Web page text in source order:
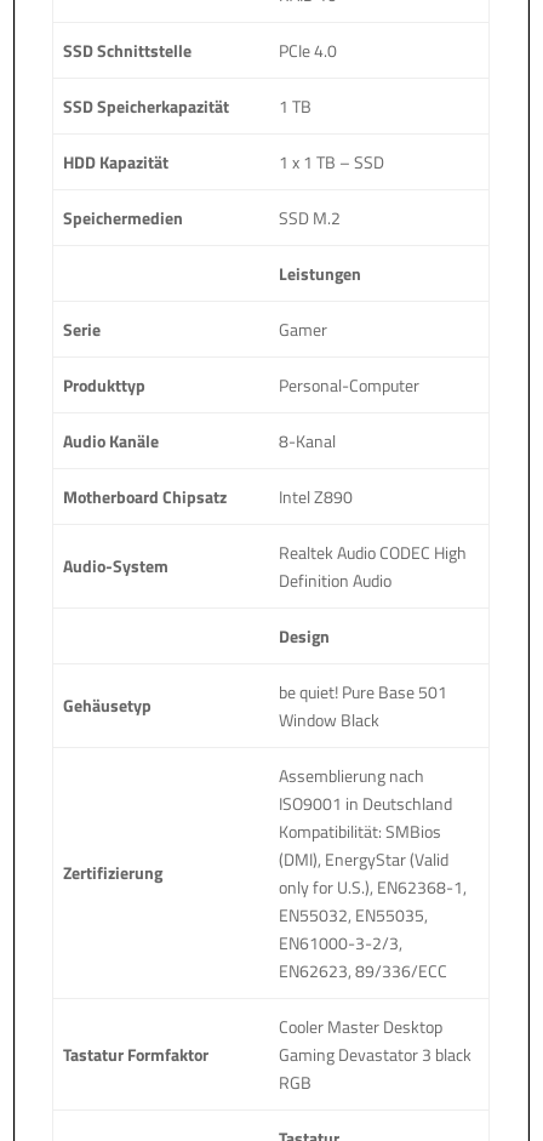
SSD Schnittstelle PCIe 4.0
SSD Speicherkapazität 1 TB
HDD Kapazität 1 x 1 TB – SSD
Speichermedien SSD M.2
Leistungen
Serie Gamer
Produkttyp Personal-Computer
Audio Kanäle 8-Kanal
Motherboard Chipsatz Intel Z890
Audio-System
Realtek Audio CODEC High
Definition Audio
Design
Gehäusetyp
be quiet! Pure Base 501
Window Black
Zertifizierung
Assemblierung nach
ISO9001 in Deutschland
Kompatibilität: SMBios
(DMI), EnergyStar (Valid
only for U.S.), EN62368-1,
EN55032, EN55035,
EN61000-3-2/3,
EN62623, 89/336/ECC
Tastatur Formfaktor
Cooler Master Desktop
Gaming Devastator 3 black
RGB